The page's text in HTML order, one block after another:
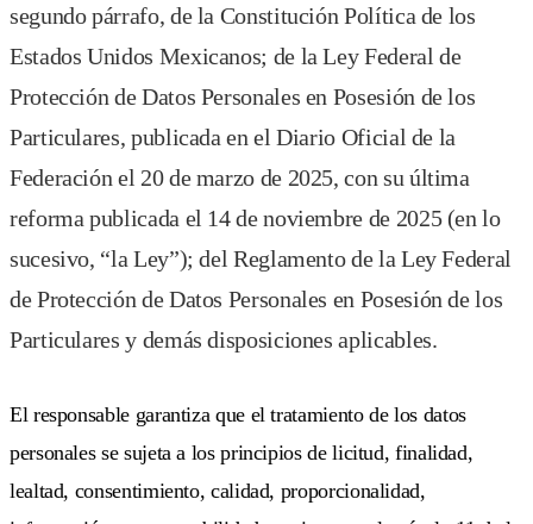
segundo párrafo, de la Constitución Política de los
Estados Unidos Mexicanos; de la Ley Federal de
Protección de Datos Personales en Posesión de los
Particulares, publicada en el Diario Oficial de la
Federación el 20 de marzo de 2025, con su última
reforma publicada el 14 de noviembre de 2025 (en lo
sucesivo, “la Ley”); del Reglamento de la Ley Federal
de Protección de Datos Personales en Posesión de los
Particulares y demás disposiciones aplicables.
El responsable garantiza que el tratamiento de los datos
personales se sujeta a los principios de licitud, finalidad,
lealtad, consentimiento, calidad, proporcionalidad,